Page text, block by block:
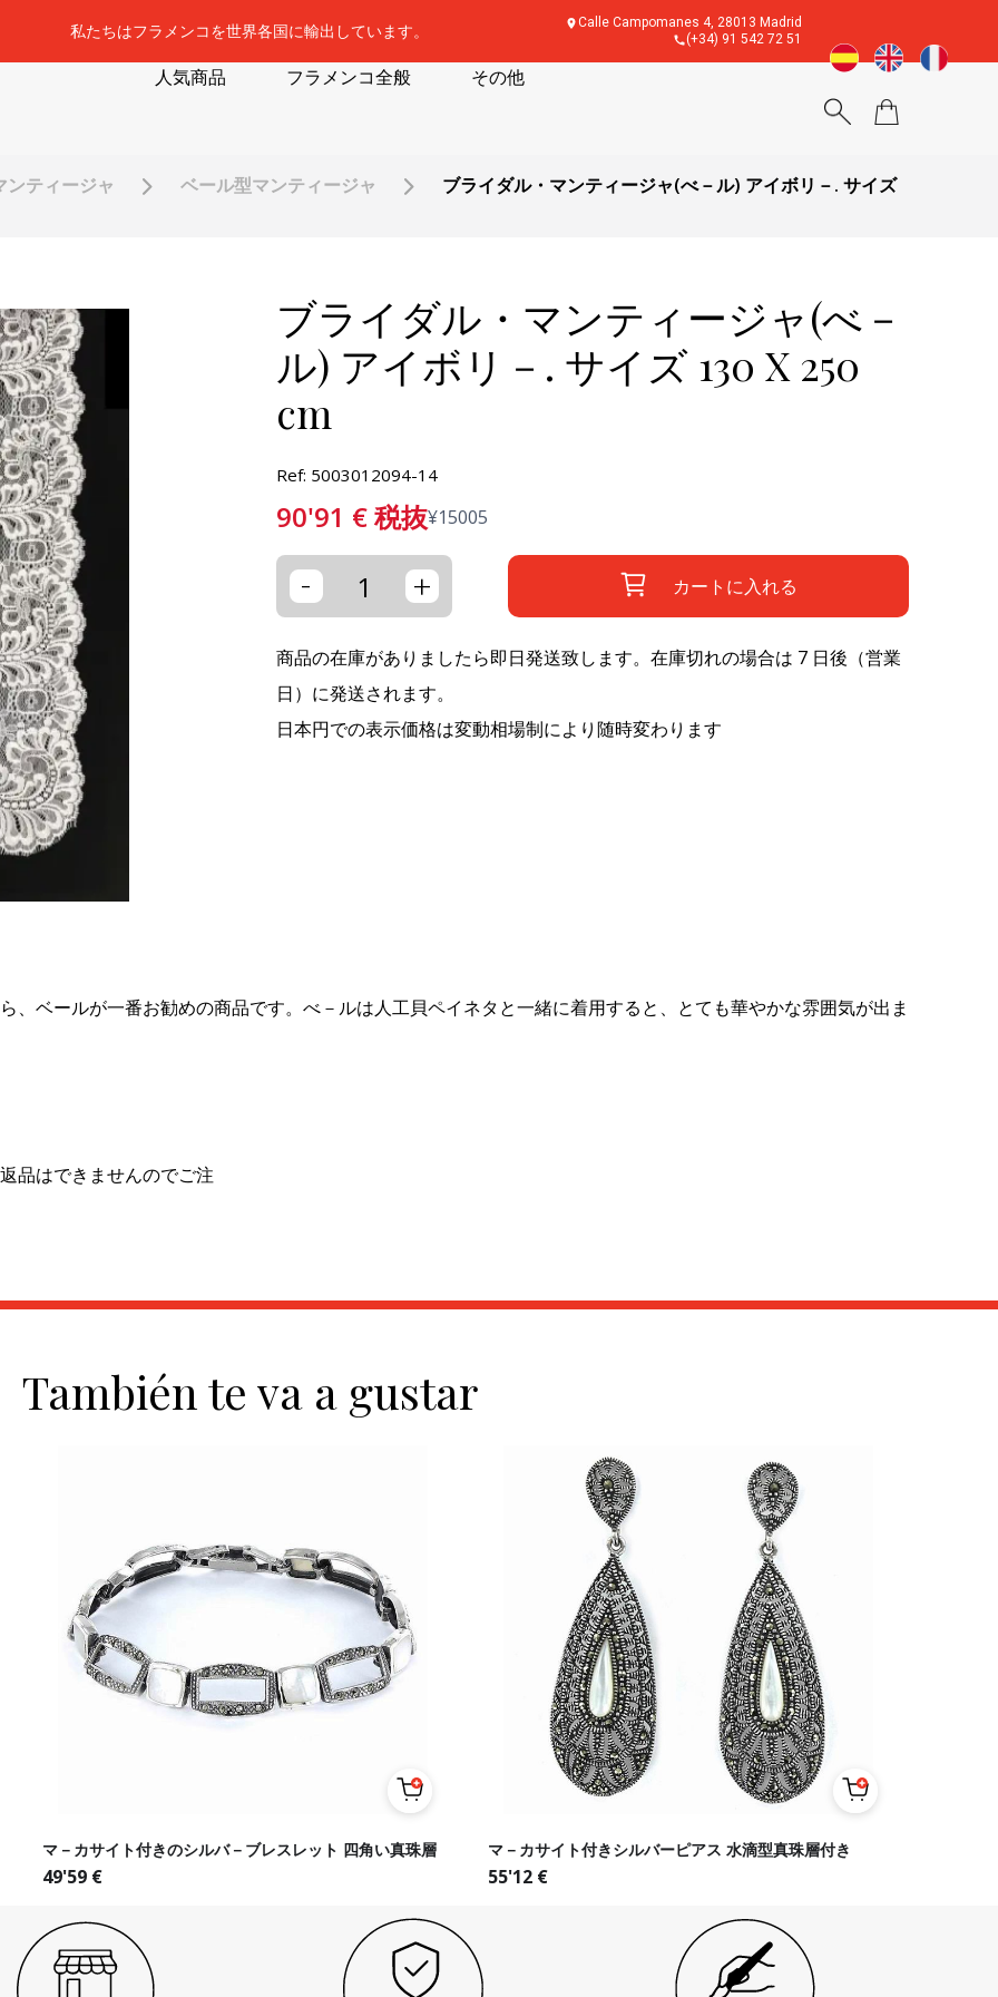
私たちはフラメンコを世界各国に輸出しています。
Calle Campomanes 4, 28013 Madrid
(+34) 91 542 72 51
人気商品 フラメンコ全般 その他
ンティージャ ベール型マンティージャ ブライダル・マンティージャ(べ－ル) アイボリ－. サイズ
ブライダル・マンティージャ(べ－
ル) アイボリ－. サイズ 130 X 250
cm
Ref: 5003012094-14
90'91 €税抜¥15005
- + カートに入れる
商品の在庫がありましたら即日発送致します。在庫切れの場合は 7 日後（営業
日）に発送されます。
日本円での表示価格は変動相場制により随時変わります
、ベールが一番お勧めの商品です。べ－ルは人工貝ペイネタと一緒に着用すると、とても華やかな雰囲気が出ま
品はできませんのでご注
También te va a gustar
マ－カサイト付きのシルバ－ブレスレット 四角い真珠層
49'59 €
マ－カサイト付きシルバーピアス 水滴型真珠層付き
55'12 €